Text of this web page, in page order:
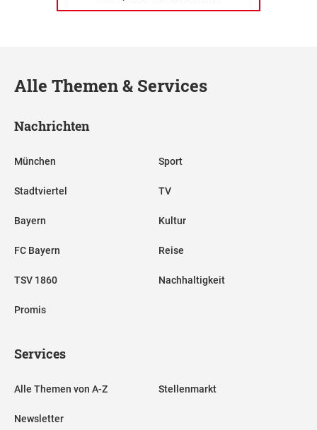
Alle Themen & Services
Nachrichten
München
Stadtviertel
Bayern
FC Bayern
TSV 1860
Promis
Sport
TV
Kultur
Reise
Nachhaltigkeit
Services
Alle Themen von A-Z
Newsletter
Stellenmarkt